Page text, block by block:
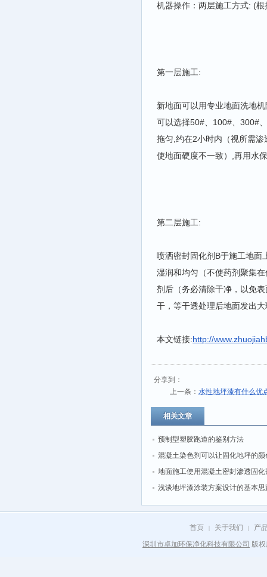
机器操作：两层施工方式: (
第一层施工:
新地面可以用专业地面洗地
可以选择50#、100#、300#
拖匀,约在2小时内（视所需
使地面硬度不一致）,再用水
第二层施工:
喷洒密封固化剂B于施工地面
湿润和均匀（不使药剂聚集
剂后（务必清除干净，以免
干，等干透处理后地面发出
本文链接:http://
分享到：
上一条： 水性地坪漆有什么优
相关文章
预制型塑胶跑道的鉴别方法
混凝土染色剂可以让固化地坪的颜
丰富多彩
地面施工使用混凝土密封渗透固化
浅谈地坪漆涂装方案设计的基本思
首页 | 关于我们 |
产
深圳市卓加环保净化科技有限公司 版